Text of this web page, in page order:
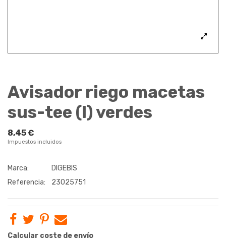
Avisador riego macetas
sus-tee (l) verdes
8,45 €
Impuestos incluidos
Marca:
DIGEBIS
Referencia:
23025751
Calcular coste de envío